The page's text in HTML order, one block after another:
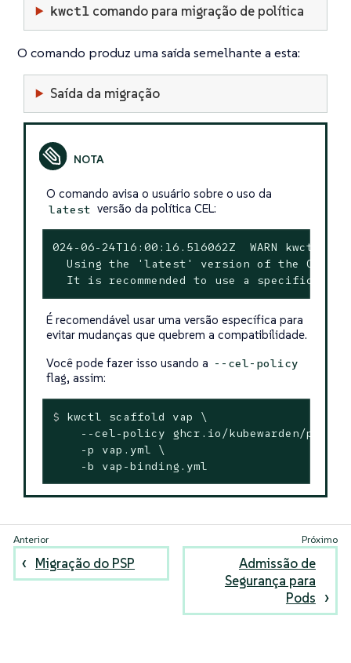
kwctlcomando para migração de política
O comando produz uma saída semelhante a esta:
Saída da migração
O comando avisa o usuário sobre o uso da
latest versão da política CEL:
024-06-24T16:00:16.516062Z  WARN
Using the 'latest' version of the CEL
It is recommended to use a specific
É recomendável usar uma versão específica para
evitar mudanças que quebrem a compatibilidade.
Você pode fazer isso usando a --cel-policy
flag, assim:
$ kwctl scaffold vap \
--cel-policy ghcr.io/kubewarden/
    -p vap.yml \
    -b vap-binding.yml
Migração do PSP
Admissão de
Segurança para
Pods